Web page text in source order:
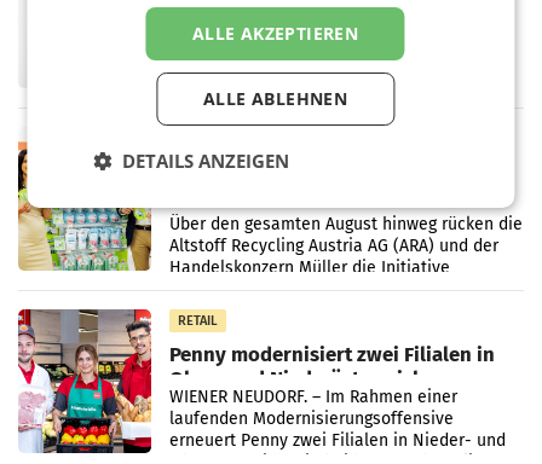
überraschend viel Gewinn
UNTERFÖHRING/MAILAND/AMSTERDAM. Der
Fernsehkonzern ProSiebenSat.1 hat im
Frühjahr dank Kostensenkungen operativ
wieder Gewinn gemacht und die
Markterwartung deutlich übertroffen.
Eine Bühne für Zirkularität: ARA und
Kreislauffähigkeit
Über den gesamten August hinweg rücken die
Altstoff Recycling Austria AG (ARA) und der
Handelskonzern Müller die Initiative
„Kreislauf-Helden“ in allen österreichischen
Müller-Filialen
RETAIL
Penny modernisiert zwei Filialen in
Ober- und Niederösterreich
WIENER NEUDORF. – Im Rahmen einer
laufenden Modernisierungsoffensive
erneuert Penny zwei Filialen in Nieder- und
ALLE AKZEPTIEREN
ALLE ABLEHNEN
DETAILS ANZEIGEN